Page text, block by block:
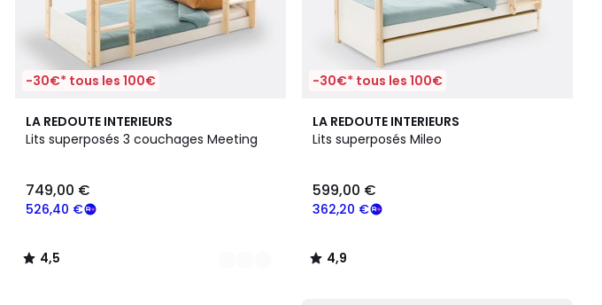
-30€* tous les 100€
LA REDOUTE INTERIEURS
Lits superposés 3 couchages Meeting
526,40 €
749,00 €
4,5
/ 5
2
Couleurs
4,5
/
-30€* tous les 100€
LA REDOUTE INTERIEURS
Lits superposés Mileo
362,20 €
599,00 €
4,9
/ 5
4,9
/